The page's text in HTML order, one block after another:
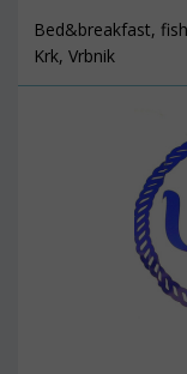
Bed&breakfast,
Krk, Vrbnik